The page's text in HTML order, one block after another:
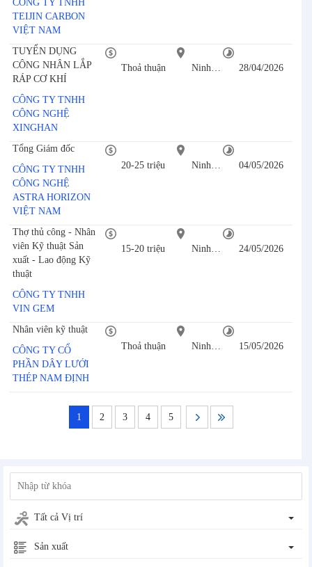
CÔNG TY TNHH
TEIJIN CARBON
VIỆT NAM
TUYỂN DỤNG
CÔNG NHÂN LẮP
RÁP CƠ KHÍ
CÔNG TY TNHH
CÔNG NGHỆ
XINGHAN
Thoả thuận Ninh Bình 28/04/2026
Tổng Giám đốc
CÔNG TY TNHH
CÔNG NGHỆ
ASTRA HORIZON
VIỆT NAM
20-25 triệu Ninh Bình 04/05/2026
Thợ thủ công - Nhân
viên Kỹ thuật Sản
xuất - Lao động Kỹ
thuật
CÔNG TY TNHH
VIN GEM
15-20 triệu Ninh Bình 24/05/2026
Nhân viên kỹ thuật
CÔNG TY CỔ
PHẦN DÂY LƯỚI
THÉP NAM ĐỊNH
Thoả thuận Ninh Bình 15/05/2026
1 2 3 4 5
Tất cả Vị trí
Sản xuất